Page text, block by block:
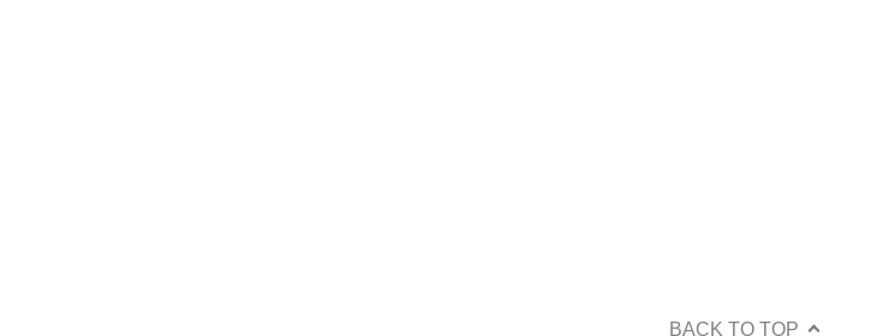
BACK TO TOP